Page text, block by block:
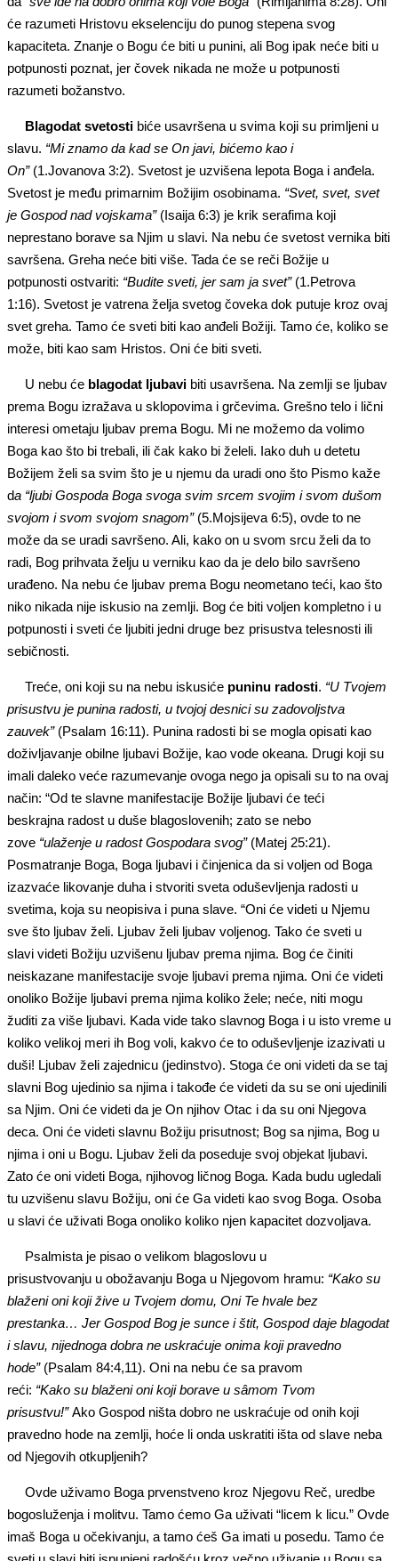
će razumeti Hristovu ekselenciju do punog stepena svog
kapaciteta. Znanje o Bogu će biti u punini, ali Bog ipak neće biti u
potpunosti poznat, jer čovek nikada ne može u potpunosti
razumeti božanstvo.
Blagodat svetosti biće usavršena u svima koji su primljeni u
slavu. “Mi znamo da kad se On javi, bićemo kao i
On”(1.Jovanova 3:2). Svetost je uzvišena lepota Boga i anđela.
Svetost je među primarnim Božijim osobinama. “Svet, svet, svet
je Gospod nad vojskama”(Isaija 6:3) je krik serafima koji
neprestano borave sa Njim u slavi. Na nebu će svetost vernika biti
savršena. Greha neće biti više. Tada će se reči Božije u
potpunosti ostvariti: “Budite sveti, jer sam ja svet”(1.Petrova
1:16). Svetost je vatrena želja svetog čoveka dok putuje kroz ovaj
svet greha. Tamo će sveti biti kao anđeli Božiji. Tamo će, koliko se
može, biti kao sam Hristos. Oni će biti sveti.
U nebu će blagodat ljubavi biti usavršena. Na zemlji se ljubav
prema Bogu izražava u sklopovima i grčevima. Grešno telo i lični
interesi ometaju ljubav prema Bogu. Mi ne možemo da volimo
Boga kao što bi trebali, ili čak kako bi želeli. Iako duh u detetu
Božijem želi sa svim što je u njemu da uradi ono što Pismo kaže
da “ljubi Gospoda Boga svoga svim srcem svojim i svom dušom
svojom i svom svojom snagom”(5.Mojsijeva 6:5), ovde to ne
može da se uradi savršeno. Ali, kako on u svom srcu želi da to
radi, Bog prihvata želju u verniku kao da je delo bilo savršeno
urađeno. Na nebu će ljubav prema Bogu neometano teći, kao što
niko nikada nije iskusio na zemlji. Bog će biti voljen kompletno i u
potpunosti i sveti će ljubiti jedni druge bez prisustva telesnosti ili
sebičnosti.
Treće, oni koji su na nebu iskusiće puninu radosti. “U Tvojem
prisustvu je punina radosti, u tvojoj desnici su zadovoljstva
zauvek”(Psalam 16:11). Punina radosti bi se mogla opisati kao
doživljavanje obilne ljubavi Božije, kao vode okeana. Drugi koji su
imali daleko veće razumevanje ovoga nego ja opisali su to na ovaj
način: “Od te slavne manifestacije Božije ljubavi će teći
beskrajna radost u duše blagoslovenih; zato se nebo
zove “ulaženje u radost Gospodara svog”(Matej 25:21).
Posmatranje Boga, Boga ljubavi i činjenica da si voljen od Boga
izazvaće likovanje duha i stvoriti sveta oduševljenja radosti u
svetima, koja su neopisiva i puna slave. “Oni će videti u Njemu
sve što ljubav želi. Ljubav želi ljubav voljenog. Tako će sveti u
slavi videti Božiju uzvišenu ljubav prema njima. Bog će činiti
neiskazane manifestacije svoje ljubavi prema njima. Oni će videti
onoliko Božije ljubavi prema njima koliko žele; neće, niti mogu
žuditi za više ljubavi. Kada vide tako slavnog Boga i u isto vreme u
koliko velikoj meri ih Bog voli, kakvo će to oduševljenje izazivati u
duši! Ljubav želi zajednicu (jedinstvo). Stoga će oni videti da se taj
slavni Bog ujedinio sa njima i takođe će videti da su se oni ujedinili
sa Njim. Oni će videti da je On njihov Otac i da su oni Njegova
deca. Oni će videti slavnu Božiju prisutnost; Bog sa njima, Bog u
njima i oni u Bogu. Ljubav želi da poseduje svoj objekat ljubavi.
Zato će oni videti Boga, njihovog ličnog Boga. Kada budu ugledali
tu uzvišenu slavu Božiju, oni će Ga videti kao svog Boga. Osoba
u slavi će uživati Boga onoliko koliko njen kapacitet dozvoljava.
Psalmista je pisao o velikom blagoslovu u
prisustvovanju u obožavanju Boga u Njegovom hramu: “Kako su
blaženi oni koji žive u Tvojem domu, Oni Te hvale bez
prestanka… Jer Gospod Bog je sunce i štit, Gospod daje blagodat
i slavu, nijednoga dobra ne uskraćuje onima koji pravedno
hode”(Psalam 84:4,11). Oni na nebu će sa pravom
reći: “Kako su blaženi oni koji borave u sâmom Tvom
prisustvu!”Ako Gospod ništa dobro ne uskraćuje od onih koji
pravedno hode na zemlji, hoće li onda uskratiti išta od slave neba
od Njegovih otkupljenih?
Ovde uživamo Boga prvenstveno kroz Njegovu Reč, uredbe
bogosluženja i molitvu. Tamo ćemo Ga uživati “licem k licu.” Ovde
imaš Boga u očekivanju, a tamo ćeš Ga imati u posedu. Tamo će